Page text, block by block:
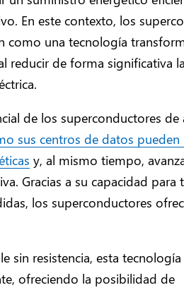
En este contexto, los
como una tecnología
reducir de forma significativa
de los superconductores de
sus centros de datos pueden
y, al mismo tiempo,
Gracias a su capacidad para
los superconductores
sin resistencia, esta tecnología
ofreciendo la posibilidad de